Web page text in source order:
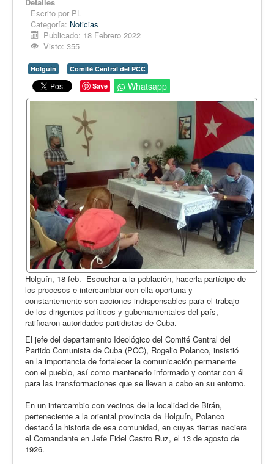
Fotorreportaje
Opinión
En audio
Medio Ambiente
Ciencia, tecnología y curiosidades
Inglés
Desempolvando la historia
Escrito por PL
Categoría: Noticias
Publicado: 18 Febrero 2022
Visto: 355
Holguín
Comité Central del PCC
Save
Whatsapp
Holguín, 18 feb.- Escuchar a la población, hacerla partícipe de
los procesos e intercambiar con ella oportuna y
constantemente son acciones indispensables para el trabajo
de los dirigentes políticos y gubernamentales del país,
ratificaron autoridades partidistas de Cuba.
El jefe del departamento Ideológico del Comité Central del
Partido Comunista de Cuba (PCC), Rogelio Polanco, insistió
en la importancia de fortalecer la comunicación permanente
con el pueblo, así como mantenerlo informado y contar con él
para las transformaciones que se llevan a cabo en su entorno.
En un intercambio con vecinos de la localidad de Birán,
perteneciente a la oriental provincia de Holguín, Polanco
destacó la historia de esa comunidad, en cuyas tierras naciera
el Comandante en Jefe Fidel Castro Ruz, el 13 de agosto de
1926.